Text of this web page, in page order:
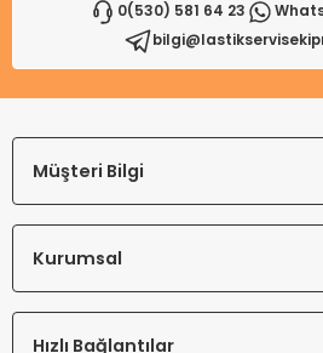
0(530) 581 64 23
Müşteri Bilgi
Kurumsal
Hızlı Bağlantılar